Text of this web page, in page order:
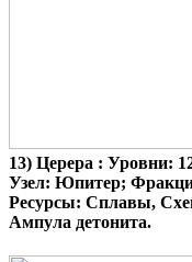
13) Церера : Уровни:
Узел: Юпитер;
Ресурсы: Сплавы,
Ампула детонита.